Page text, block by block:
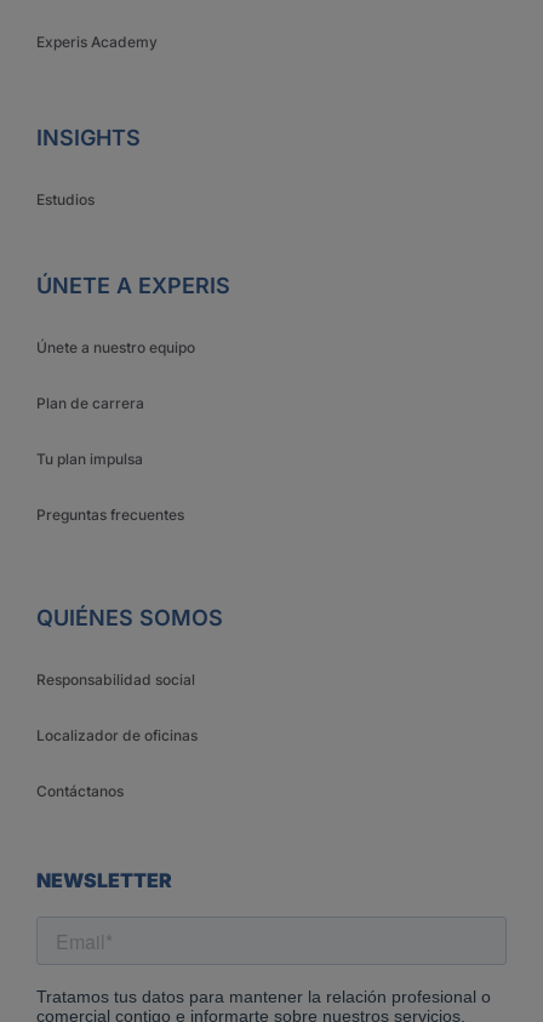
Experis Academy
INSIGHTS
Estudios
ÚNETE A EXPERIS
Únete a nuestro equipo
Plan de carrera
Tu plan impulsa
Preguntas frecuentes
QUIÉNES SOMOS
Responsabilidad social
Localizador de oficinas
Contáctanos
NEWSLETTER